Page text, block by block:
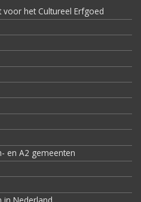
voor het Cultureel Erfgoed
en A2 gemeenten